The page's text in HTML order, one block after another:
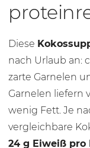
Diese
nach Urlaub an:
zarte Garnelen
Garnelen liefern
wenig Fett. Je
vergleichbare
24 g Eiweiß pro